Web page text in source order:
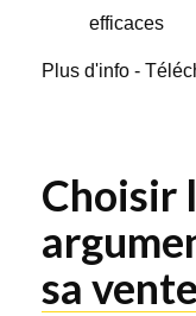
efficaces
Plus d'info -
Choisir
sa vente